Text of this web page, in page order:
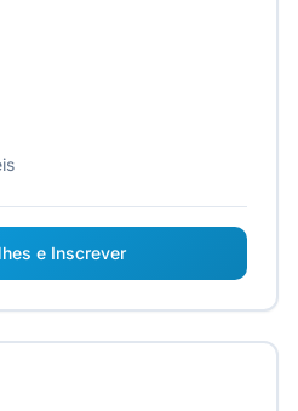
e Inscrever